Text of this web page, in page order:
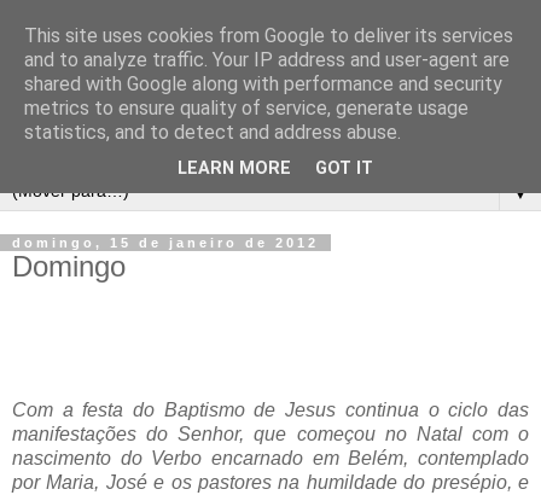
▼
domingo, 15 de janeiro de 2012
Domingo
Com a festa do Baptismo de Jesus continua o ciclo das
manifestações do Senhor, que começou no Natal com o
nascimento do Verbo encarnado em Belém, contemplado
por Maria, José e os pastores na humildade do presépio, e
This site uses cookies from Google to deliver its services
and to analyze traffic. Your IP address and user-agent are
shared with Google along with performance and security
metrics to ensure quality of service, generate usage
statistics, and to detect and address abuse.
LEARN MORE GOT IT